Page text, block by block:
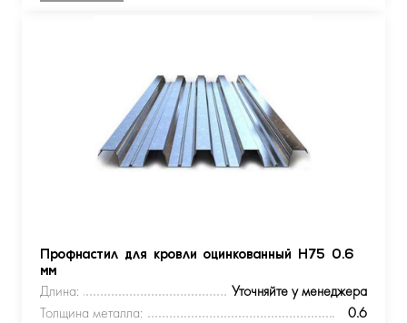
Профнастил для кровли оцинкованный Н75 0.6
мм
Длина:
Уточняйте у менеджера
Толщина металла:
0.6